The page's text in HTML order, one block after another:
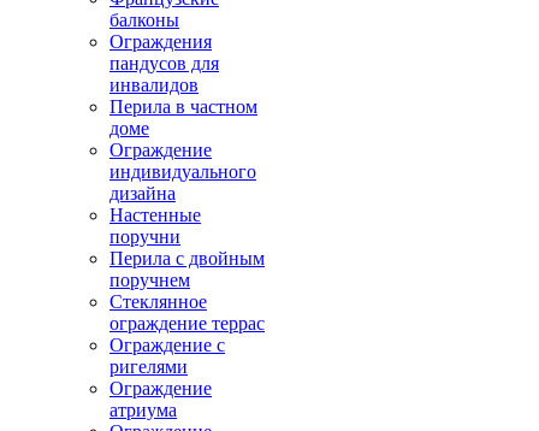
балконы
Ограждения
пандусов для
инвалидов
Перила в частном
доме
Ограждение
индивидуального
дизайна
Настенные
поручни
Перила с двойным
поручнем
Стеклянное
ограждение террас
Ограждение с
ригелями
Ограждение
атриума